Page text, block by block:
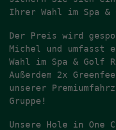
Ihrer Wahl im Spa &
Der Preis wird
Michel und umfasst
Wahl im Spa & Golf
Außerdem 2x
unserer
Gruppe!
Unsere Hole in